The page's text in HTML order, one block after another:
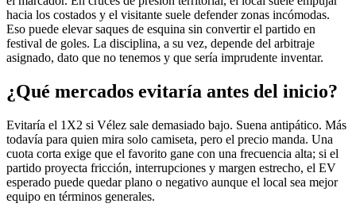
hacia los costados y el visitante suele defender zonas incómodas.
Eso puede elevar saques de esquina sin convertir el partido en
festival de goles. La disciplina, a su vez, depende del arbitraje
asignado, dato que no tenemos y que sería imprudente inventar.
¿Qué mercados evitaría antes del inicio?
Evitaría el 1X2 si Vélez sale demasiado bajo. Suena antipático. Más
todavía para quien mira solo camiseta, pero el precio manda. Una
cuota corta exige que el favorito gane con una frecuencia alta; si el
partido proyecta fricción, interrupciones y margen estrecho, el EV
esperado puede quedar plano o negativo aunque el local sea mejor
equipo en términos generales.